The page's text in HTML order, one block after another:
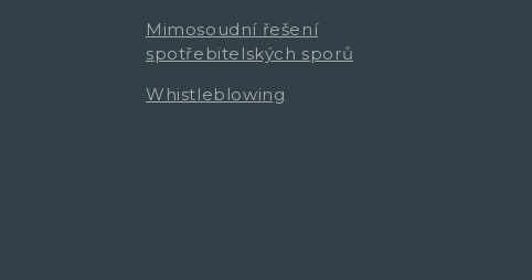
Mimosoudní řešení
spotřebitelských sporů
Whistleblowing